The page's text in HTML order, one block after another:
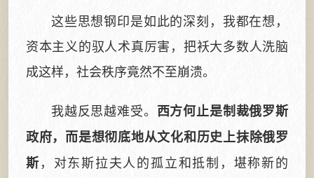
这些思想钢印是如此的深刻，我都在想，
资本主义的驭人术真厉害，把袄大多数人洗脑
成这样，社会秩序竟然不至崩溃。
我越反思越难受。 西方何止是制裁俄罗斯
政府，而是想彻底地从文化和历史上抹除俄罗
斯，对东斯拉夫人的孤立和抵制，堪称新的